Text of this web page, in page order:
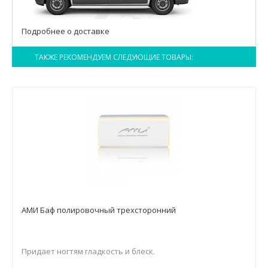
Подробнее о доставке
ТАКЖЕ РЕКОМЕНДУЕМ СЛЕДУЮЩИЕ ТОВАРЫ:
АМИ Баф полировочный трехсторонний
Придает ногтям гладкость и блеск.